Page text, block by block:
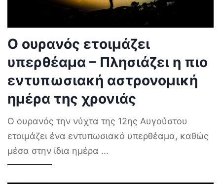
Ο ουρανός ετοιμάζει
υπερθέαμα – Πλησιάζει η πιο
εντυπωσιακή αστρονομική
ημέρα της χρονιάς
Ο ουρανός την νύχτα της 12ης Αυγούστου
ετοιμάζει ένα εντυπωσιακό υπερθέαμα, καθώς
μέσα στην ίδια ημέρα ...